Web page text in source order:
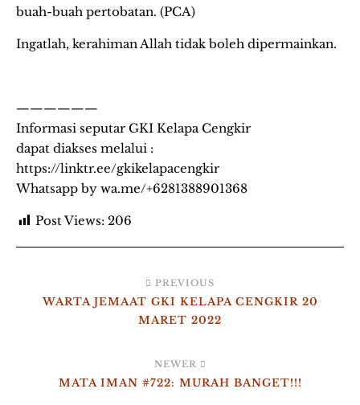
buah-buah pertobatan. (PCA)
Ingatlah, kerahiman Allah tidak boleh dipermainkan.
——————
Informasi seputar GKI Kelapa Cengkir
dapat diakses melalui :
https://linktr.ee/gkikelapacengkir
Whatsapp by wa.me/+6281388901368
Post Views: 206
PREVIOUS
WARTA JEMAAT GKI KELAPA CENGKIR 20
MARET 2022
NEWER
MATA IMAN #722: MURAH BANGET!!!